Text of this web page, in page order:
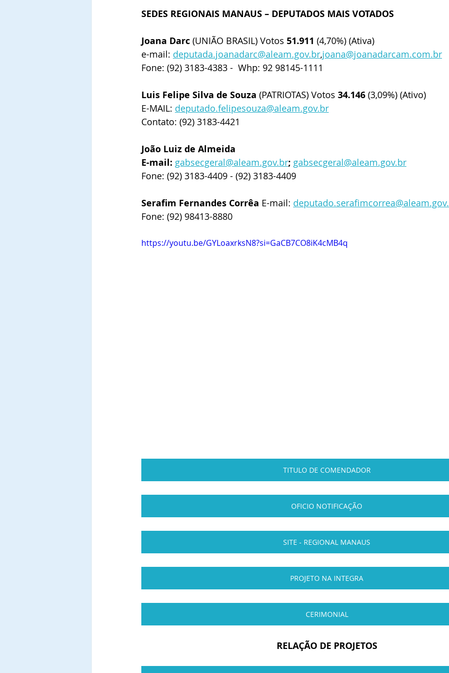
SEDES REGIONAIS MANAUS – DEPUTADOS MAIS VOTADOS
Joana Darc (UNIÃO BRASIL) Votos 51.911 (4,70%) (Ativa)
e-mail: deputada.joanadarc@aleam.gov.br,joana@joanadarcam.com.br
Fone: (92) 3183-4383 -  Whp: 92 98145-1111
Luis Felipe Silva de Souza (PATRIOTAS) Votos 34.146 (3,09%) (Ativo)
E-MAIL: deputado.felipesouza@aleam.gov.br
Contato: (92) 3183-4421
João Luiz de Almeida
E-mail: gabsecgeral@aleam.gov.br; gabsecgeral@aleam.gov.br
Fone: (92) 3183-4409 - (92) 3183-4409
Serafim Fernandes Corrêa E-mail:
Fone: (92) 98413-8880
https://youtu.be/GYLoaxrksN8?si=GaCB7CO8iK4cMB4q
TITULO DE COMENDADOR
OFICIO NOTIFICAÇÃO
SITE - REGIONAL MANAUS
PROJETO NA INTEGRA
CERIMONIAL
RELAÇÃO DE PROJETOS